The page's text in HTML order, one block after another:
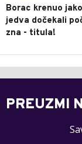
Borac krenuo
jedva dočekali
zna - titula!
PREUZMI